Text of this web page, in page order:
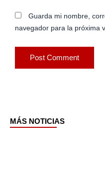
Guarda mi nombre,
navegador para la próxima
MÁS NOTICIAS